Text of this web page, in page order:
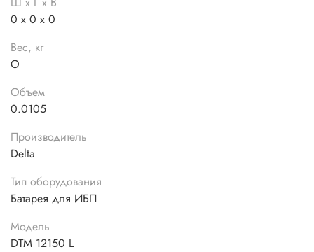
0 x 0 x 0
Вес, кг
O
Объем
0.0105
Производитель
Delta
Тип оборудования
Батарея для ИБП
Модель
DTM 12150 L